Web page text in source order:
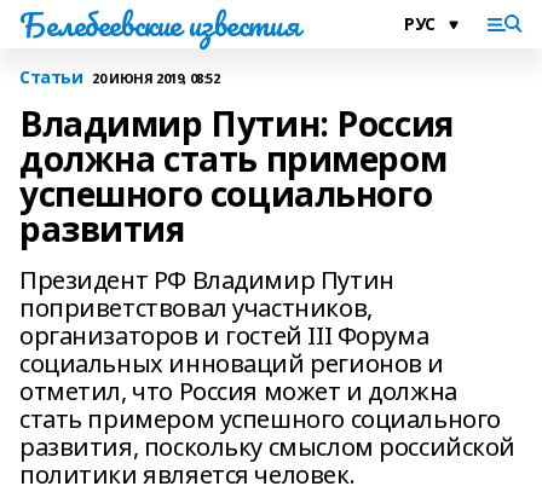
Белебеевские известия
Статьи 20 ИЮНЯ 2019, 08:52
Владимир Путин: Россия
должна стать примером
успешного социального
развития
Президент РФ Владимир Путин
поприветствовал участников,
организаторов и гостей III Форума
социальных инноваций регионов и
отметил, что Россия может и должна
стать примером успешного социального
развития, поскольку смыслом российской
политики является человек.